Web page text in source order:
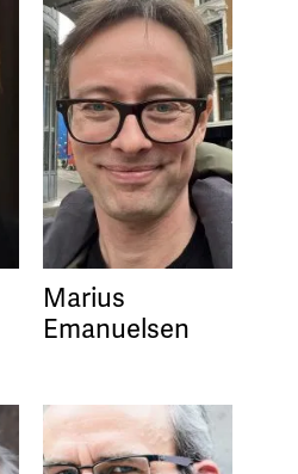
Marius
Emanuelsen